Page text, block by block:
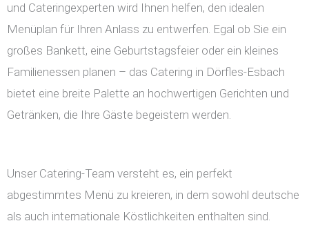
und Cateringexperten wird Ihnen helfen, den idealen
Menüplan für Ihren Anlass zu entwerfen. Egal ob Sie ein
großes Bankett, eine Geburtstagsfeier oder ein kleines
Familienessen planen – das Catering in Dörfles-Esbach
bietet eine breite Palette an hochwertigen Gerichten und
Getränken, die Ihre Gäste begeistern werden.
Unser Catering-Team versteht es, ein perfekt
abgestimmtes Menü zu kreieren, in dem sowohl deutsche
als auch internationale Köstlichkeiten enthalten sind.